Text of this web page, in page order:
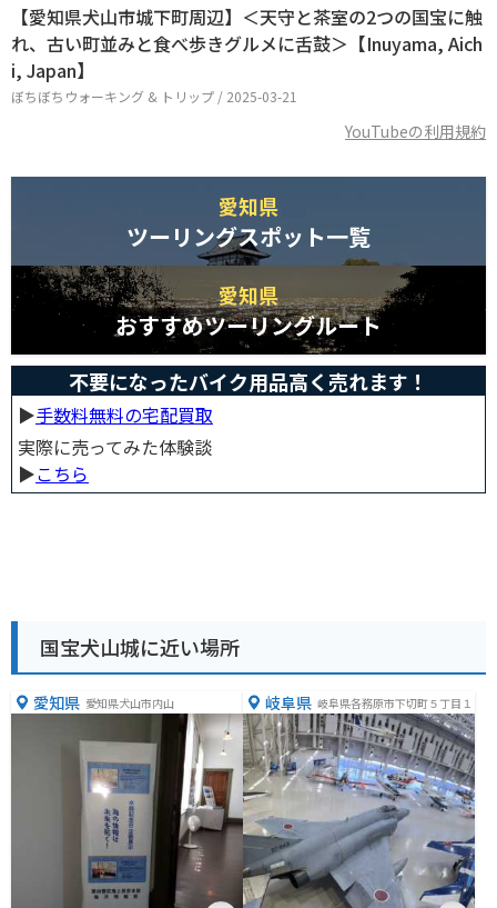
【愛知県犬山市城下町周辺】＜天守と茶室の2つの国宝に触
れ、古い町並みと食べ歩きグルメに舌鼓＞【Inuyama, Aich
i, Japan】
ぼちぼちウォーキング & トリップ / 2025-03-21
YouTubeの利用規約
愛知県
ツーリングスポット一覧
愛知県
おすすめツーリングルート
不要になったバイク用品高く売れます！
▶︎手数料無料の宅配買取
実際に売ってみた体験談
▶︎こちら
国宝犬山城に近い場所
愛知県 愛知県犬山市内山 岐阜県 岐阜県各務原市下切町５丁目１